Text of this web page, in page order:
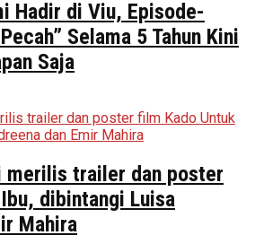
Hadir di Viu, Episode-
Selama 5 Tahun Kini
Saja
merilis trailer dan poster
dibintangi Luisa
Mahira